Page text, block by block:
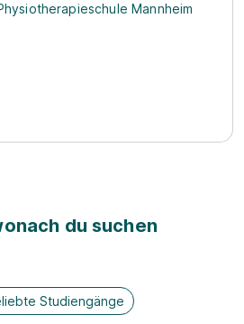
Mannheim
du suchen
Studiengänge